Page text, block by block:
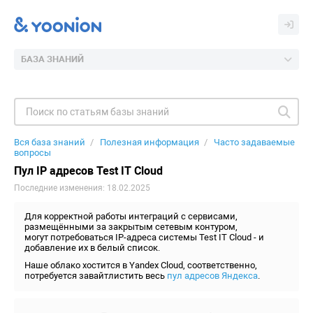
БАЗА ЗНАНИЙ
Вся база знаний Полезная информация
Часто задаваемые
вопросы
Пул IP адресов Test IT Cloud
Последние изменения: 18.02.2025
Для корректной работы интеграций с сервисами,
размещёнными за закрытым сетевым контуром,
могут потребоваться IP-адреса системы Test IT Cloud - и
добавление их в белый список.
Наше облако хостится в Yandex Cloud, соответственно,
потребуется завайтлистить весь пул адресов Яндекса.